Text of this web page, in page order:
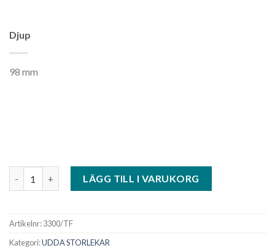
Djup
98 mm
Slät Frost - 298 x 298 mm mängdLÄGG TILL I VARUKORG
Artikelnr:3300/TF
Kategori:UDDA STORLEKAR